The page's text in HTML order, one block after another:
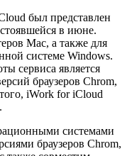
был представлен
в июне.
Mac, а также для
системе Windows.
сервиса является
браузеров Chrom,
iWork for iCloud
системами
браузеров Chrom,